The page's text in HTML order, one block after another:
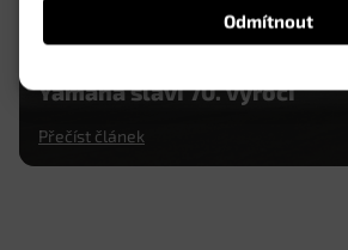
Odmítnout
Yamaha slaví 70. výročí
Přečíst článek